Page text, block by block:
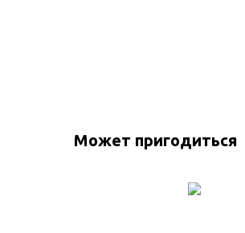
Может пригодиться